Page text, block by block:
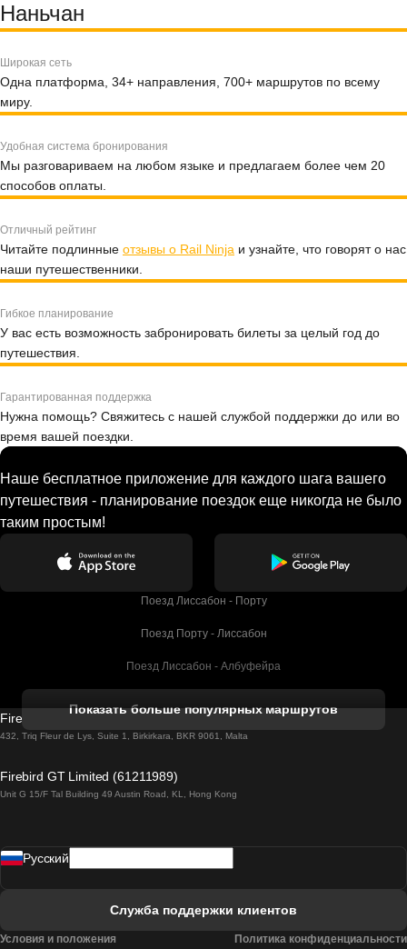
Наньчан
Широкая сеть
Одна платформа, 34+ направления, 700+ маршрутов по всему
миру.
Удобная система бронирования
Мы разговариваем на любом языке и предлагаем более чем 20
способов оплаты.
Отличный рейтинг
Читайте подлинные отзывы о Rail Ninja и узнайте, что говорят о нас
наши путешественники.
Гибкое планирование
У вас есть возможность забронировать билеты за целый год до
путешествия.
Гарантированная поддержка
Нужна помощь? Свяжитесь с нашей службой поддержки до или во
время вашей поездки.
Наше бесплатное приложение для каждого шага вашего
путешествия - планирование поездок еще никогда не было
таким простым!
Поезд Лиссабон - Порту
Поезд Порту - Лиссабон
Поезд Лиссабон - Албуфейра
Поезд Лиссабон - Лагос
Поезд Лиссабон - Мадрид
Показать больше популярных маршрутов
Firebird GT Limited (OC 1451)
432, Triq Fleur de Lys, Suite 1, Birkirkara, BKR 9061, Malta
Firebird GT Limited (61211989)
Unit G 15/F Tal Building 49 Austin Road, KL, Hong Kong
Pусский
Служба поддержки клиентов
Условия и положения Политика конфиденциальности